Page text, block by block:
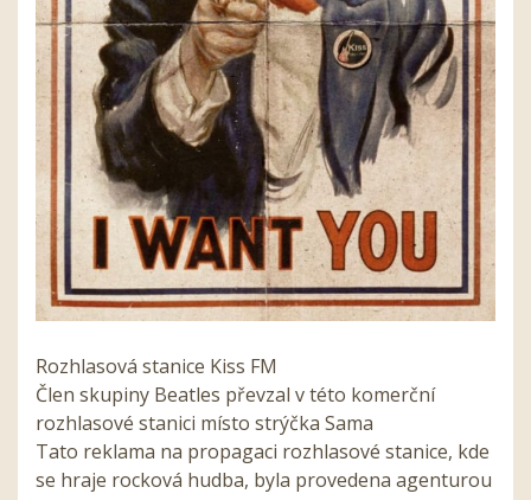
Rozhlasová stanice Kiss FM
Člen skupiny Beatles převzal v této komerční
rozhlasové stanici místo strýčka Sama
Tato reklama na propagaci rozhlasové stanice, kde
se hraje rocková hudba, byla provedena agenturou